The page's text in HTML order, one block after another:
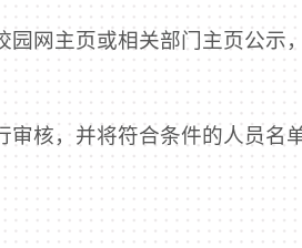
网主页或相关部门主页公示
审核，并将符合条件的人员名